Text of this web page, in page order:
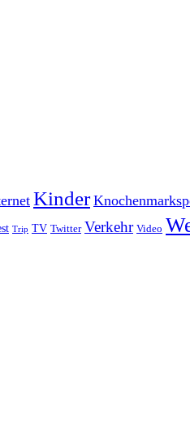
Kinder
Trip TV Twitter Verkehr Video